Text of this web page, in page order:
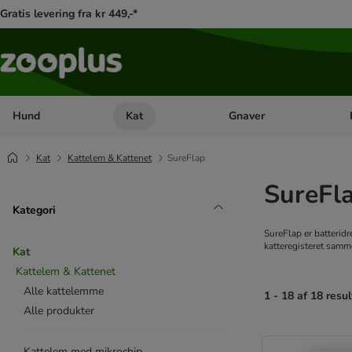
Gratis levering fra kr 449,-*
Hund Åben kategori menu: Hund
Kat Åben kategori menu: Kat
Gnaver
Kat Kattelem & Kattenet SureFlap
Kategori
Kat
Kattelem & Kattenet
Alle kattelemme
Alle produkter
SureFlap er
katteregisteret
1 - 18 af 18